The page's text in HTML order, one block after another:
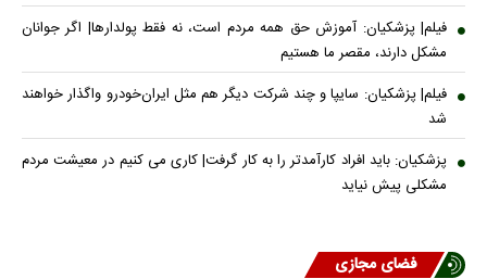
فیلم| پزشکیان: آموزش حق همه مردم است، نه فقط پولدارها| اگر جوانان
مشکل دارند، مقصر ما هستیم
فیلم| پزشکیان: سایپا و چند شرکت دیگر هم مثل ایران‌خودرو واگذار خواهند
شد
پزشکیان: باید افراد کارآمدتر را به کار گرفت| کاری می کنیم در معیشت مردم
مشکلی پیش نیاید
فضای مجازی